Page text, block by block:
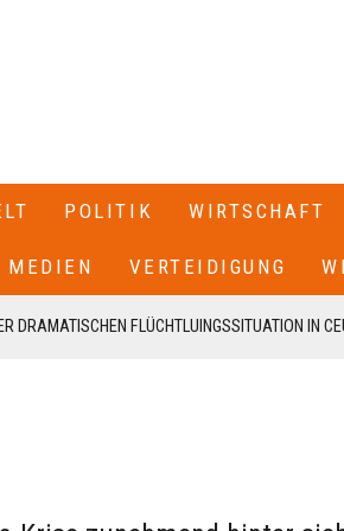
POLITIK WIRTSCHAFT
MEDIEN VERTEIDIGUNG
DRAMATISCHEN FLÜCHTLUINGSSITUATION IN